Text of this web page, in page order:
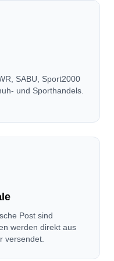
SABU, Sport2000
und Sporthandels.
Post sind
werden direkt aus
versendet.